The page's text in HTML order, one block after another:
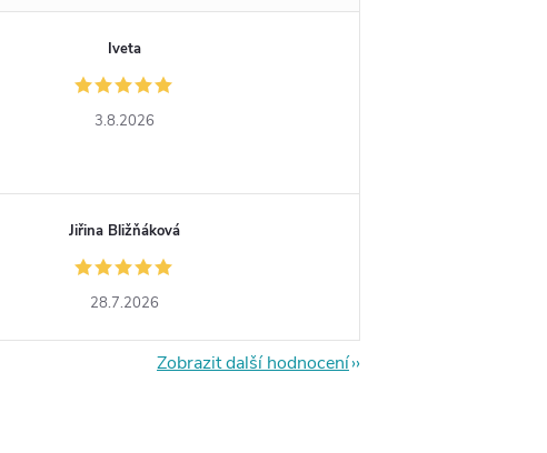
Iveta
3.8.2026
Jiřina Bližňáková
28.7.2026
Zobrazit další hodnocení